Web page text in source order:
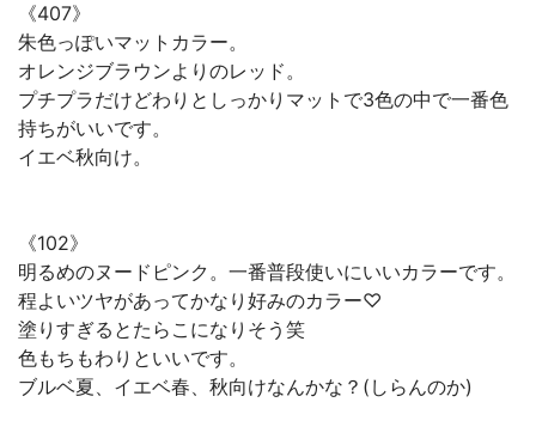
《407》
朱色っぽいマットカラー。
オレンジブラウンよりのレッド。
プチプラだけどわりとしっかりマットで3色の中で一番色
持ちがいいです。
イエベ秋向け。
《102》
明るめのヌードピンク。一番普段使いにいいカラーです。
程よいツヤがあってかなり好みのカラー♡
塗りすぎるとたらこになりそう笑
色もちもわりといいです。
ブルベ夏、イエベ春、秋向けなんかな？(しらんのか)